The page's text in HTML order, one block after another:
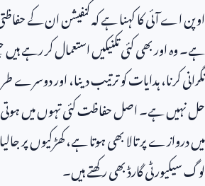
اوپن اے آئی کا کہنا ہے کہ کنفیشن ان کے
ہے۔ وہ اور بھی کئی تکنیکیں استعمال کر رہے
نگرانی کرنا، ہدایات کو ترتیب دینا، اور دوسرے
حل نہیں ہے۔ اصل حفاظت کئی تہوں میں
میں دروازے پر تالا بھی ہوتا ہے، کھڑکیوں پر
لوگ سیکیورٹی گارڈ بھی رکھتے ہیں۔